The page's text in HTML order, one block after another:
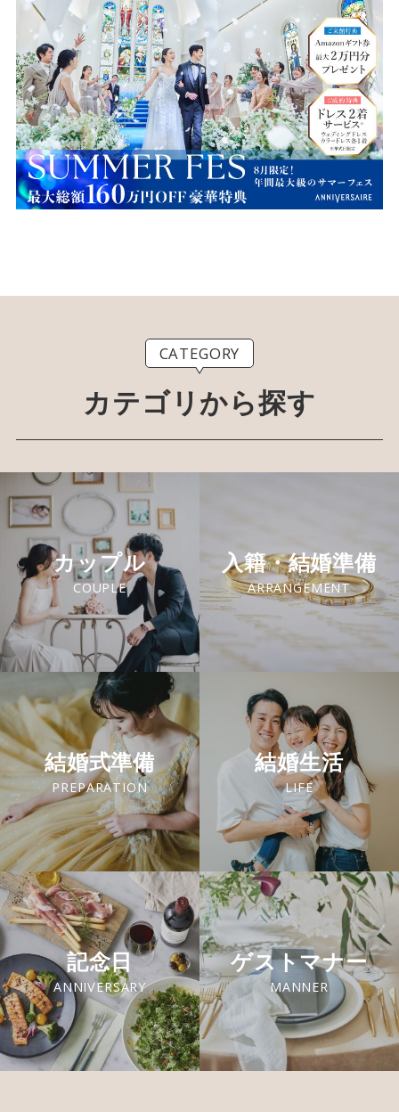
CATEGORY
カテゴリから探す
カップル
COUPLE
入籍・結婚準備
ARRANGEMENT
結婚式準備
PREPARATION
結婚生活
LIFE
記念日
ANNIVERSARY
ゲストマナー
MANNER